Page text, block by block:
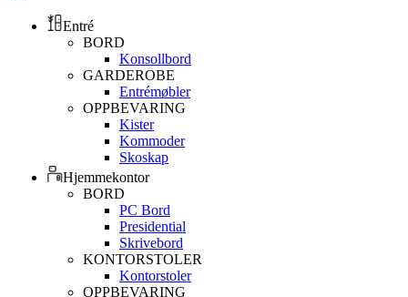
Entré
BORD
Konsollbord
GARDEROBE
Entrémøbler
OPPBEVARING
Kister
Kommoder
Skoskap
Hjemmekontor
BORD
PC Bord
Presidential
Skrivebord
KONTORSTOLER
Kontorstoler
OPPBEVARING